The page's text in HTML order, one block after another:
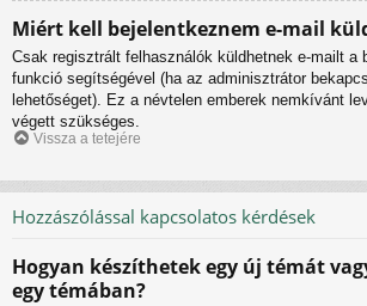
Miért kell bejelentkeznem e-mail
Csak regisztrált felhasználók küldhetnek e-mailt a
funkció segítségével (ha az adminisztrátor
lehetőséget). Ez a névtelen emberek nemkívánt
végett szükséges.
Vissza a tetejére
Hozzászólással kapcsolatos kérdések
Hogyan készíthetek egy új témát
egy témában?